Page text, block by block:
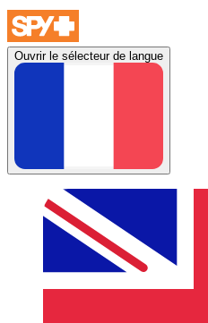
Ouvrir le sélecteur de langue